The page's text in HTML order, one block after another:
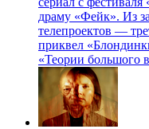
драму «Фейк». Из
телепроектов —
приквел
«Теории большого